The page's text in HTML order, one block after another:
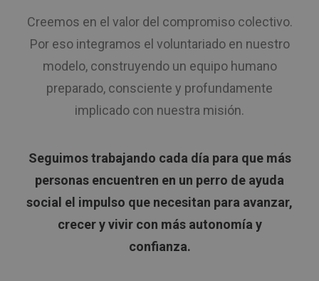
Creemos en el valor del compromiso colectivo.
Por eso integramos el voluntariado en nuestro
modelo, construyendo un equipo humano
preparado, consciente y profundamente
implicado con nuestra misión.
Seguimos trabajando cada día para que más
personas encuentren en un perro de ayuda
social el impulso que necesitan para avanzar,
crecer y vivir con más autonomía y
confianza.